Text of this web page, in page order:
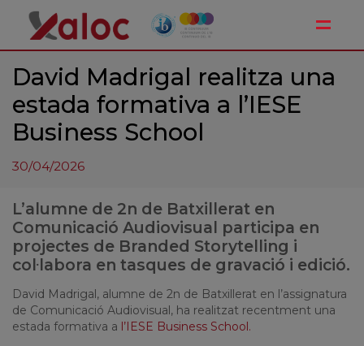
David Madrigal realitza una
estada formativa a l’IESE
Business School
30/04/2026
L’alumne de 2n de Batxillerat en
Comunicació Audiovisual participa en
projectes de Branded Storytelling i
col·labora en tasques de gravació i edició.
David Madrigal, alumne de 2n de Batxillerat en l’assignatura
de Comunicació Audiovisual, ha realitzat recentment una
estada formativa a l’ IESE Business School .